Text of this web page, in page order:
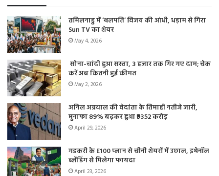
पर अपने आप को स्पष्ट करें यह भाजपा को पीछे धकेल सकता है।
तमिलनाडु में ‘थलपति’ विजय की आंधी, धड़ाम से गिरा
Sun TV का शेयर
May 4, 2026
सोना-चांदी हुआ सस्ता, 3 हजार तक गिर गए दाम; चेक
करें अब कितनी हुई कीमत
May 2, 2026
अनिल अग्रवाल की वेदांता के तिमाही नतीजे जारी,
मुनाफा 89% बढ़कर हुआ ₹9352 करोड़
April 29, 2026
गडकरी के E100 प्लान से चीनी शेयरों में उछाल, इथेनॉल
ब्लेंडिंग से मिलेगा फायदा
April 23, 2026